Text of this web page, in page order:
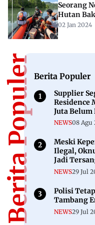
Seorang
Hutan
02 Jan 2024
Berita PopulerBerita Populer
Supplier
Residence
Juta
NEWS08 Agu
Meski
Ilegal,
Jadi
NEWS29 Jul
Polisi
Tambang
NEWS29 Jul